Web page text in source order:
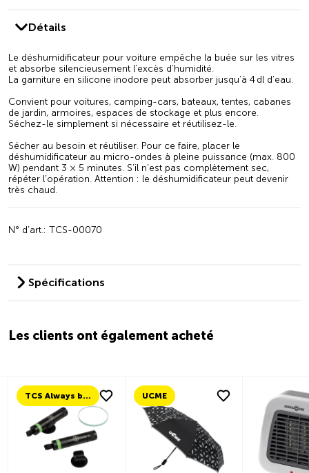
Détails
Le déshumidificateur pour voiture empêche la buée sur les vitres
et absorbe silencieusement l’excès d’humidité.
La garniture en silicone inodore peut absorber jusqu’à 4 dl d’eau.
Convient pour voitures, camping-cars, bateaux, tentes, cabanes
de jardin, armoires, espaces de stockage et plus encore.
Séchez-le simplement si nécessaire et réutilisez-le.
Sécher au besoin et réutiliser. Pour ce faire, placer le
déshumidificateur au micro-ondes à pleine puissance (max. 800
W) pendant 3 × 5 minutes. S’il n’est pas complètement sec,
répéter l’opération. Attention : le déshumidificateur peut devenir
très chaud.
N° d’art.: TCS-00070
Spécifications
Les clients ont également acheté
TCS Always by my side UCME